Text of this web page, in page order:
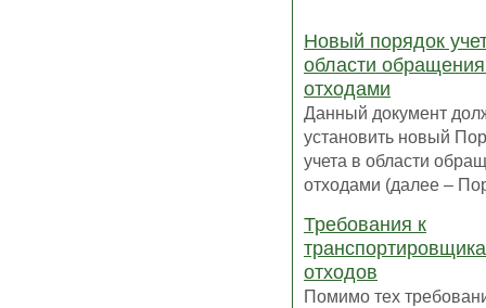
Новый порядок
области
отходами
Данный документ
установить новый
учета в области
отходами (далее –
Требования к
отходов
Помимо тех